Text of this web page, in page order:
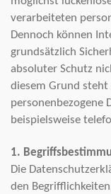
verarbeiteten
Dennoch können
grundsätzlich
absoluter Schutz
diesem Grund
personenbezogene
beispielsweise
1.
Die
den